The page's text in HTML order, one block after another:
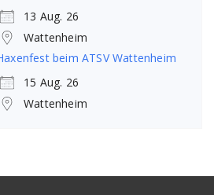
13 Aug. 26
Wattenheim
beim ATSV Wattenheim
15 Aug. 26
Wattenheim